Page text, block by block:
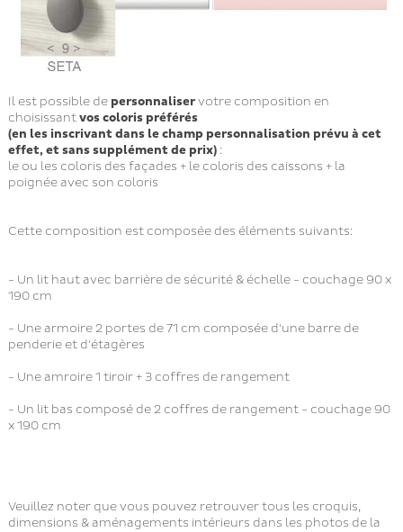
Il est possible de personnaliservotre composition en
choisissantvos coloris préférés
(en les inscrivant dans le champ personnalisation prévu à cet
effet, et sans supplément de prix):
le ou les coloris des façades + le coloris des caissons + la
poignée avec son coloris
Cette composition est composée des éléments suivants:
- Un lit haut avec barrière de sécurité & échelle - couchage 90 x
190 cm
- Une armoire 2 portes de 71 cm composée d'une barre de
penderie et d'étagères
- Une amroire 1 tiroir + 3 coffres de rangement
- Un lit bas composé de 2 coffres de rangement - couchage 90
x 190 cm
Veuillez noter que vous pouvez retrouver tous les croquis,
dimensions & aménagements intérieurs dans les photos de la